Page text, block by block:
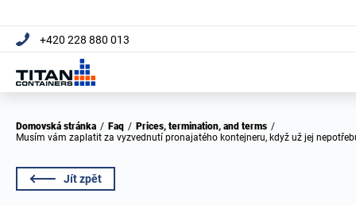
+420 228 880 013
Domovská stránka / Faq / Prices, termination, and terms /
Musím vám zaplatit za vyzvednutí pronajatého kontejneru, když už jej
Jít zpět